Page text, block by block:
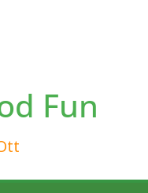
Fun